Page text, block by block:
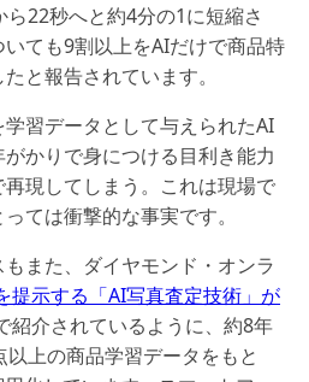
22秒へと約4分の1に短縮さ
ても9割以上をAIだけで商品特
と報告されています。
習データとして与えられたAI
かりで身につける目利き能力
現してしまう。これは現場で
ては衝撃的な事実です。
また、ダイヤモンド・オンラ
提示する「AI写真査定技術」が
紹介されているように、約8年
上の商品学習データをもと